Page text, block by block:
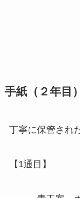
手紙（２年目）
丁寧に保管され
【1通目】